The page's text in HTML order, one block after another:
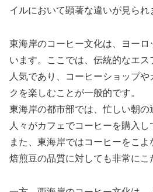
イルにおいて顕著な違いが見られ
東海岸のコーヒー文化は、ヨーロ
います。ここでは、伝統的なエ
人気であり、コーヒーショップ
クを楽しむことが一般的です。
東海岸の都市部では、忙しい朝
人々がカフェでコーヒーを購入し
また、東海岸ではコーヒーをこよ
焙煎豆の品質に対しても非常にこ